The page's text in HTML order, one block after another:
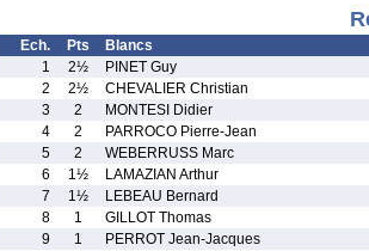
Ech. Pts
Blancs
1
2½
PINET Guy
2
2½
CHEVALIER Christian
3
2
MONTESI Didier
4
2
PARROCO Pierre-Jean
5
2
WEBERRUSS Marc
6
1½
LAMAZIAN Arthur
7
1½
LEBEAU Bernard
8
1
GILLOT Thomas
9
1
PERROT Jean-Jacques